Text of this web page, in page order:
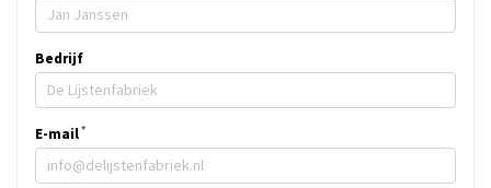
Bedrijf
E-mail